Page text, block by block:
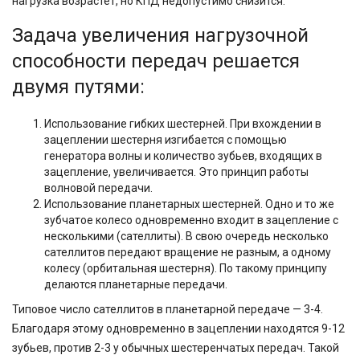
Задача увеличения нагрузочной
способности передач решается
двумя путями:
Использование гибких шестерней. При вхождении в
зацеплении шестерня изгибается с помощью
генератора волны и количество зубьев, входящих в
зацепление, увеличивается. Это принцип работы
волновой передачи.
Использование планетарных шестерней. Одно и то же
зубчатое колесо одновременно входит в зацепление с
несколькими (сателлиты). В свою очередь несколько
сателлитов передают вращение не разным, а одному
колесу (орбитальная шестерня). По такому принципу
делаются планетарные передачи.
Типовое число сателлитов в планетарной передаче — 3-4.
Благодаря этому одновременно в зацеплении находятся 9-12
зубьев, против 2-3 у обычных шестеренчатых передач. Такой